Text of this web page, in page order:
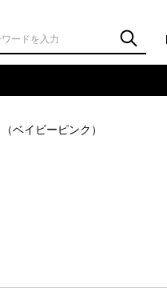
（ベイビーピンク）